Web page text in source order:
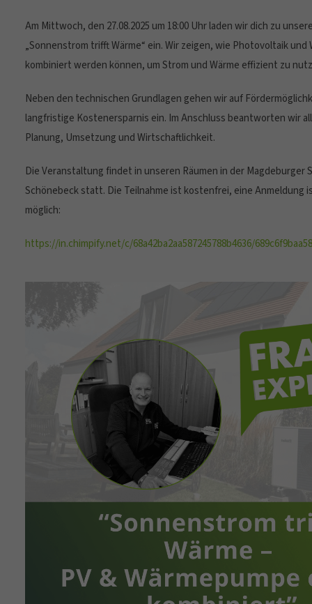
Am Mittwoch, den 27.08.2025 um 18:00 Uhr laden wir dich zu
„Sonnenstrom trifft Wärme“ ein. Wir zeigen, wie Photovoltaik und
kombiniert werden können, um Strom und Wärme effizient zu
Neben den technischen Grundlagen gehen wir auf
langfristige Kostenersparnis ein. Im Anschluss beantworten wir
Planung, Umsetzung und Wirtschaftlichkeit.
Die Veranstaltung findet in unseren Räumen in der Magdeburger
Schönebeck statt. Die Teilnahme ist kostenfrei, eine Anmeldung
möglich:
https://in.chimpify.net/c/68a42ba2aa587245788b4636/